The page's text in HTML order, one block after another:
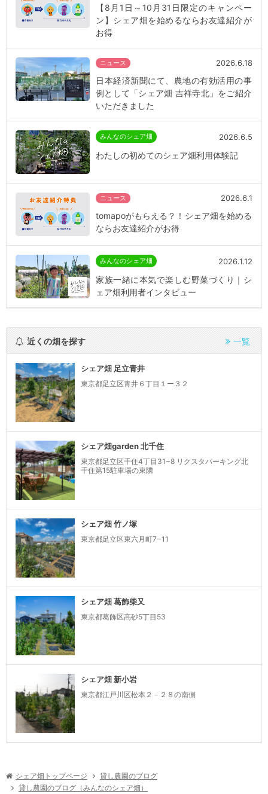
【8月1日～10月31日限定のキャンペー
ン】シェア畑を始めるならお友達紹介が
お得
ニュース 2026.6.18
日本経済新聞にて、農地の有効活用の事
例として「シェア畑 吉祥寺北」をご紹介
いただきました
みんなのシェア畑 2026.6.5
わたしの初めてのシェア畑利用体験記
ニュース 2026.6.1
tomapoがもらえる？！シェア畑を始める
ならお友達紹介がお得
みんなのシェア畑 2026.1.12
家族一緒に本気で楽しむ野菜づくり｜シ
ェア畑利用者インタビュー
近くの畑を探す 一覧
シェア畑 足立青井
東京都足立区青井６丁目１ー３２
シェア畑garden 北千住
東京都足立区千住4丁目31−8 リクスタパーキング北
千住第15駐車場の東隣
シェア畑 竹ノ塚
東京都足立区東六月町7−11
シェア畑 葛飾柴又
東京都葛飾区高砂5丁目53
シェア畑 新小岩
東京都江戸川区松本２－２８の南側
シェア畑トップページ 貸し農園のブログ
貸し農園のブログ（みんなのシェア畑）